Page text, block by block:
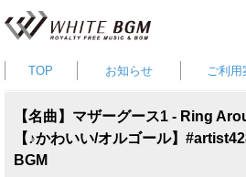
TOP お知らせ ご利用
【名曲】マザーグース1 - Ring
【♪かわいい/オルゴール】
BGM